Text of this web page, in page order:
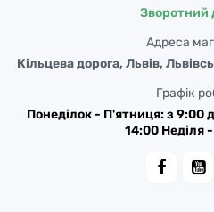
Зворотний
Адреса
Кільцева дорога, Львів,
Графік
Понеділок - П'ятниця: з 9:00
14:00 Неділя